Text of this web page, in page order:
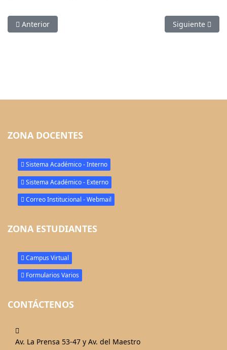
Artículo anterior: 𝗘𝘀𝗰𝘂𝗲𝗹𝗮 𝗱𝗲 𝗣𝗮𝗱𝗿𝗲𝘀 “𝗙𝗔𝗠𝗢𝗥”
Anterior Artículo
Siguiente
ZONA DOCENTES
Sistema Académico - Interno
Sistema Académico - Externo
Correo Institucional - Webmail
ZONA ESTUDIANTES
Campus Virtual
Formularios Varios
CONTÁCTENOS
fa-
Av. La Prensa 53-47 y Av. del Maestro